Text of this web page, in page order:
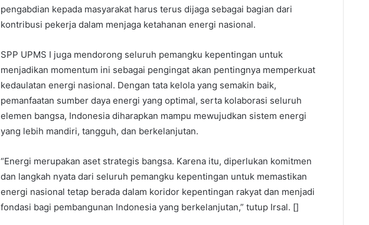
pengabdian kepada masyarakat harus terus dijaga sebagai bagian dari
kontribusi pekerja dalam menjaga ketahanan energi nasional.
SPP UPMS I juga mendorong seluruh pemangku kepentingan untuk
menjadikan momentum ini sebagai pengingat akan pentingnya memperkuat
kedaulatan energi nasional. Dengan tata kelola yang semakin baik,
pemanfaatan sumber daya energi yang optimal, serta kolaborasi seluruh
elemen bangsa, Indonesia diharapkan mampu mewujudkan sistem energi
yang lebih mandiri, tangguh, dan berkelanjutan.
“Energi merupakan aset strategis bangsa. Karena itu, diperlukan komitmen
dan langkah nyata dari seluruh pemangku kepentingan untuk memastikan
energi nasional tetap berada dalam koridor kepentingan rakyat dan menjadi
fondasi bagi pembangunan Indonesia yang berkelanjutan,” tutup Irsal. []